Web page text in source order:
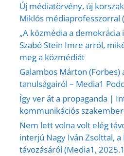
Új médiatörvény, új
Miklós médiaprofesszorral
„A közmédia a
Szabó Stein Imre arról,
meg a közmédiát
Galambos Márton (Forbes)
tanulságairól – Media1
Így ver át a propaganda |
kommunikációs
Nem lett volna volt elég
interjú Nagy Iván Zsolttal,
távozásáról (Media1,